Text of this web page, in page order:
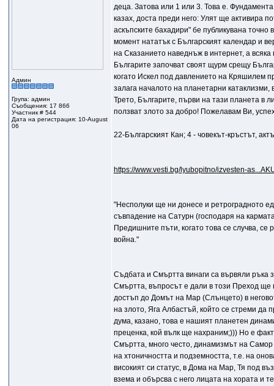
Админ
Група: админ
Съобщения: 17 866
Участник # 544
Дата на регистрация: 10-August
06
деца. Затова или 1 или 3. Това е.
казах, доста преди него: Улят ще активира
аскъпските бахадири" бе публикувана точно
момент нататък с Българският календар и
на Сказанието наведнъж в интернет, а всяка
Българите започват своят щурм срещу
когато Искел под давлението на Кряшилем
залага началото на планетарни катаклизми,
Трето, Българите, първи на тази планета в
ползват злото за добро! Пожелавам Ви,
22-Българският Кан; 4 - човекът-кръстът,
https://www.vesti.bg/lyubopitno/izvesten-
"Несполуки ще ни донесе и ретроградното
съвпадение на Сатурн (господаря на
Предишните пъти, когато това се случва,
война."
Съдбата и Смъртта винаги са вървяли ръка
Смъртта, въпросът е дали в този Преход ще
достъп до Домът на Мар (Слънцето) в
на злото, Яга Албастъй, който се стреми да
дума, казано, това е нашият планетен
преценка, кой вълк ще нахраним;))) Но е
Смъртта, много често, динамизмът на Самор
на хтоничността и подземността, т.е. на
високият си статус, в Дома на Мар, Тя под
взема и обърсва с него лицата на хората и